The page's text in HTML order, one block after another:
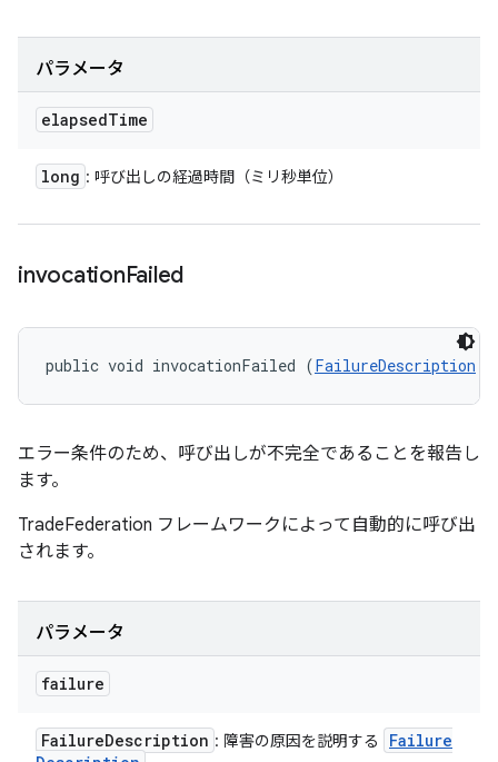
パラメータ
elapsedTime
long : 呼び出しの経過時間（ミリ秒単位）
invocationFailed
public void invocationFailed (FailureDescription
エラー条件のため、呼び出しが不完全であることを報告し
ます。
TradeFederation フレームワークによって自動的に呼び出
されます。
パラメータ
failure
FailureDescription : 障害の原因を説明する
Failure